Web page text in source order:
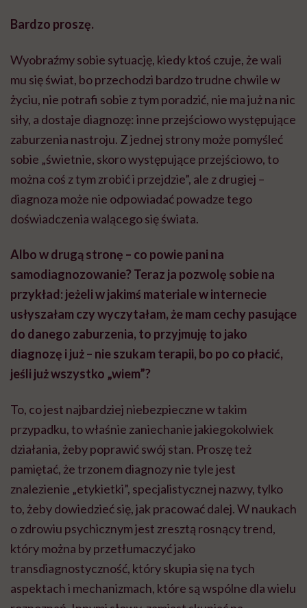
Bardzo proszę.
Wyobraźmy sobie sytuację, kiedy ktoś czuje, że wali
mu się świat, bo przechodzi bardzo trudne chwile w
życiu, nie potrafi sobie z tym poradzić, nie ma już na nic
siły, a dostaje diagnozę: inne przejściowo występujące
zaburzenia nastroju. Z jednej strony może pomyśleć
sobie „świetnie, skoro występujące przejściowo, to
można coś z tym zrobić i przejdzie”, ale z drugiej –
diagnoza może nie odpowiadać powadze tego
doświadczenia walącego się świata.
Albo w drugą stronę – co powie pani na
samodiagnozowanie? Teraz ja pozwolę sobie na
przykład: jeżeli w jakimś materiale w internecie
usłyszałam czy wyczytałam, że mam cechy pasujące
do danego zaburzenia, to przyjmuję to jako
diagnozę i już – nie szukam terapii, bo po co płacić,
jeśli już wszystko „wiem”?
To, co jest najbardziej niebezpieczne w takim
przypadku, to właśnie zaniechanie jakiegokolwiek
działania, żeby poprawić swój stan. Proszę też
pamiętać, że trzonem diagnozy nie tyle jest
znalezienie „etykietki”, specjalistycznej nazwy, tylko
to, żeby dowiedzieć się, jak pracować dalej. W naukach
o zdrowiu psychicznym jest zresztą rosnący trend,
który można by przetłumaczyć jako
transdiagnostyczność, który skupia się na tych
aspektach i mechanizmach, które są wspólne dla wielu